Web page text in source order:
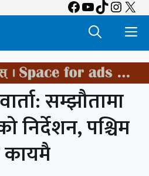
Facebook
YouTube
TikTok
X
सम्झौतामा
निर्देशन, पश्चिम
कायमै